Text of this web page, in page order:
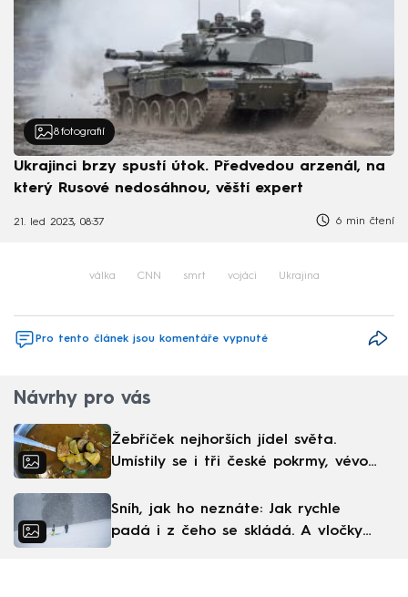
8 fotografií
Ukrajinci brzy spustí útok. Předvedou arzenál, na
který Rusové nedosáhnou, věští expert
21. led 2023, 08:37 6 min čtení
válka CNN smrt vojáci Ukrajina
Pro tento článek jsou komentáře vypnuté
Návrhy pro vás
Žebříček nejhorších jídel světa.
Umístily se i tři české pokrmy, vévodí
Sníh, jak ho neznáte: Jak rychle
padá i z čeho se skládá. A vločky